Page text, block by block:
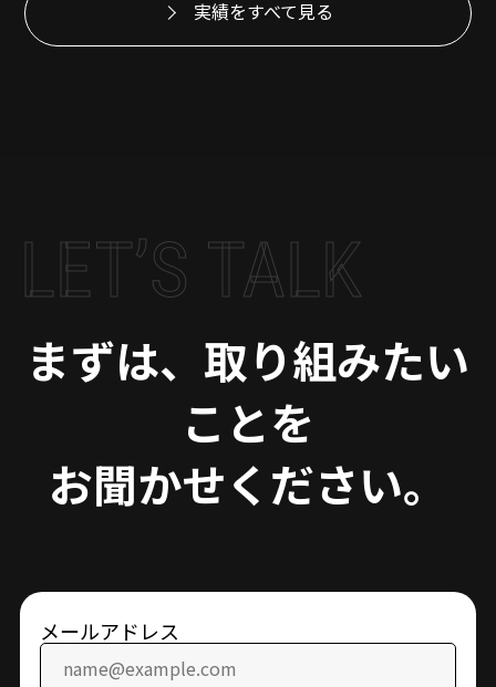
実績をすべて見る
LET’S TALK
まずは、取り組みたい
ことを
お聞かせください。
メールアドレス